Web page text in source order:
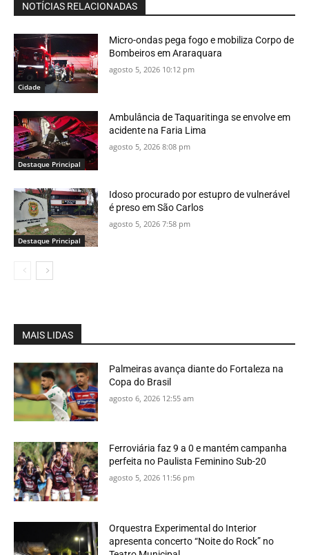
NOTÍCIAS RELACIONADAS
Cidade
Micro-ondas pega fogo e mobiliza Corpo de
Bombeiros em Araraquara
agosto 5, 2026 10:12 pm
Destaque Principal
Ambulância de Taquaritinga se envolve em
acidente na Faria Lima
agosto 5, 2026 8:08 pm
Destaque Principal
Idoso procurado por estupro de vulnerável
é preso em São Carlos
agosto 5, 2026 7:58 pm
MAIS LIDAS
Palmeiras avança diante do Fortaleza na
Copa do Brasil
agosto 6, 2026 12:55 am
Ferroviária faz 9 a 0 e mantém campanha
perfeita no Paulista Feminino Sub-20
agosto 5, 2026 11:56 pm
Orquestra Experimental do Interior
apresenta concerto “Noite do Rock” no